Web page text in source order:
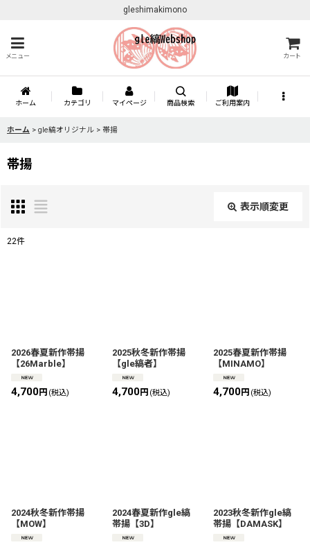
gleshimakimono
メニュー カート
ホーム カテゴリ マイページ 商品検索 ご利用案内
ホーム > gle縞オリジナル > 帯揚
帯揚
表示順変更
絞り込む
22件
2026春夏新作帯揚
【26Marble】
4,700円 (税込)
2025秋冬新作帯揚
【gle縞者】
4,700円 (税込)
2025春夏新作帯揚
【MINAMO】
4,700円 (税込)
2024秋冬新作帯揚
【MOW】
2024春夏新作gle縞
帯揚【3D】
2023秋冬新作gle縞
帯揚【DAMASK】